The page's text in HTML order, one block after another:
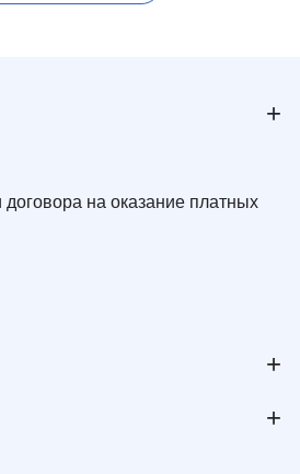
+
на оказание платных
+
+